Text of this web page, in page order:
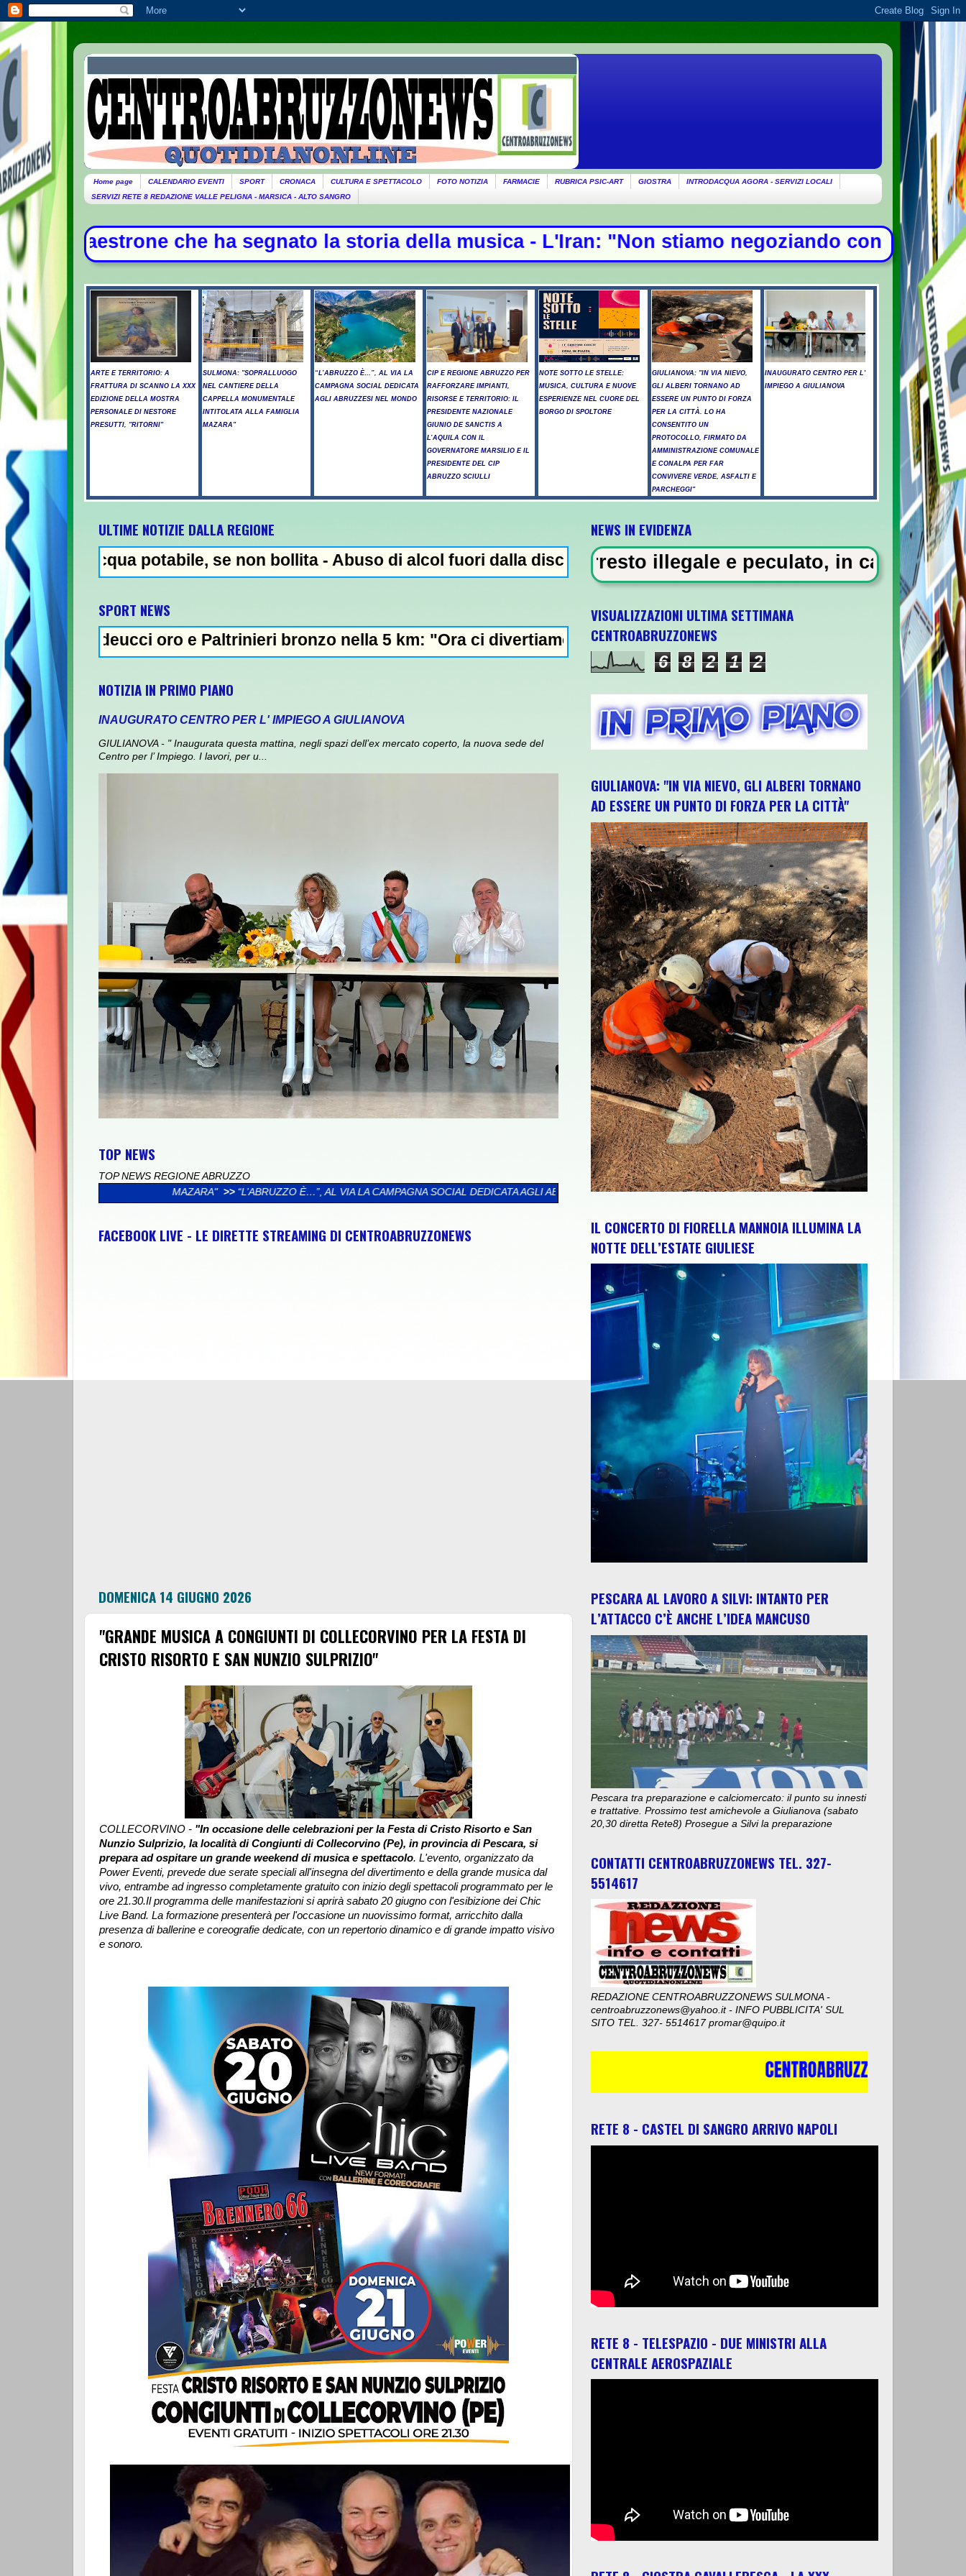
Home page CALENDARIO EVENTI SPORT CRONACA CULTURA E SPETTACOLO FOTO NOTIZIA FARMACIE RUBRICA PSIC-ART GIOSTRA
INTRODACQUA AGORA - SERVIZI LOCALI
SERVIZI RETE 8 REDAZIONE VALLE PELIGNA - MARSICA - ALTO SANGRO
ha segnato la storia della musica - L'Iran: "Non stiamo negoziando con gli Usa su Hormuz,
ARTE E TERRITORIO: A
FRATTURA DI SCANNO LA XXX
EDIZIONE DELLA MOSTRA
PERSONALE DI NESTORE
PRESUTTI, "RITORNI"
SULMONA: "SOPRALLUOGO
NEL CANTIERE DELLA
CAPPELLA MONUMENTALE
INTITOLATA ALLA FAMIGLIA
MAZARA"
“L’ABRUZZO È…”, AL VIA LA
CAMPAGNA SOCIAL DEDICATA
AGLI ABRUZZESI NEL MONDO
CIP E REGIONE ABRUZZO PER
RAFFORZARE IMPIANTI,
RISORSE E TERRITORIO: IL
PRESIDENTE NAZIONALE
GIUNIO DE SANCTIS A
L’AQUILA CON IL
GOVERNATORE MARSILIO E IL
PRESIDENTE DEL CIP
ABRUZZO SCIULLI
NOTE SOTTO LE STELLE:
MUSICA, CULTURA E NUOVE
ESPERIENZE NEL CUORE DEL
BORGO DI SPOLTORE
GIULIANOVA: "IN VIA NIEVO,
GLI ALBERI TORNANO AD
ESSERE UN PUNTO DI FORZA
PER LA CITTÀ. LO HA
CONSENTITO UN
PROTOCOLLO, FIRMATO DA
AMMINISTRAZIONE COMUNALE
E CONALPA PER FAR
CONVIVERE VERDE, ASFALTI E
PARCHEGGI"
INAUGURATO CENTRO PER L'
IMPIEGO A GIULIANOVA
ULTIME NOTIZIE DALLA REGIONE
potabile, se non bollita - Abuso di alcol fuori dalla discoteca, minorenni intossicati a Pescara - Il vento riaccende il
SPORT NEWS
oro e Paltrinieri bronzo nella 5 km: "Ora ci divertiamo in staffetta"- L'Italia U21 il 5 ottobre a Pescara l'ultima gara di
NOTIZIA IN PRIMO PIANO
INAUGURATO CENTRO PER L' IMPIEGO A GIULIANOVA
GIULIANOVA - " Inaugurata questa mattina, negli spazi dell’ex mercato coperto, la nuova sede del
Centro per l’ Impiego. I lavori, per u...
TOP NEWS
TOP NEWS REGIONE ABRUZZO
“L’ABRUZZO È…”, AL VIA LA CAMPAGNA SOCIAL DEDICATA AGLI ABRUZZESI NEL MONDO >> CIP E REGIONE ABRUZZO PER RAFFORZARE IMPIANTI, RISORSE E
FACEBOOK LIVE - LE DIRETTE STREAMING DI CENTROABRUZZONEWS
DOMENICA 14 GIUGNO 2026
"GRANDE MUSICA A CONGIUNTI DI COLLECORVINO PER LA FESTA DI
CRISTO RISORTO E SAN NUNZIO SULPRIZIO"
COLLECORVINO - "In occasione delle celebrazioni per la Festa di Cristo Risorto e San
Nunzio Sulprizio, la località di Congiunti di Collecorvino (Pe), in provincia di Pescara, si
prepara ad ospitare un grande weekend di musica e spettacolo. L'evento, organizzato da
Power Eventi, prevede due serate speciali all'insegna del divertimento e della grande musica dal
vivo, entrambe ad ingresso completamente gratuito con inizio degli spettacoli programmato per le
ore 21.30.Il programma delle manifestazioni si aprirà sabato 20 giugno con l'esibizione dei Chic
Live Band. La formazione presenterà per l'occasione un nuovissimo format, arricchito dalla
presenza di ballerine e coreografie dedicate, con un repertorio dinamico e di grande impatto visivo
e sonoro.
NEWS IN EVIDENZA
NEWS IN EVIDENZA - Arresto illegale e peculato, in carcere 5 vigili urbani a
VISUALIZZAZIONI ULTIMA SETTIMANA
CENTROABRUZZONEWS
6 8 2 1 2
GIULIANOVA: "IN VIA NIEVO, GLI ALBERI TORNANO
AD ESSERE UN PUNTO DI FORZA PER LA CITTÀ"
IL CONCERTO DI FIORELLA MANNOIA ILLUMINA LA
NOTTE DELL’ESTATE GIULIESE
PESCARA AL LAVORO A SILVI: INTANTO PER
L’ATTACCO C’È ANCHE L’IDEA MANCUSO
Pescara tra preparazione e calciomercato: il punto su innesti
e trattative. Prossimo test amichevole a Giulianova (sabato
20,30 diretta Rete8) Prosegue a Silvi la preparazione
CONTATTI CENTROABRUZZONEWS TEL. 327-
5514617
REDAZIONE CENTROABRUZZONEWS SULMONA -
centroabruzzonews@yahoo.it - INFO PUBBLICITA' SUL
SITO TEL. 327- 5514617 promar@quipo.it
RETE 8 - CASTEL DI SANGRO ARRIVO NAPOLI
RETE 8 - TELESPAZIO - DUE MINISTRI ALLA
CENTRALE AEROSPAZIALE